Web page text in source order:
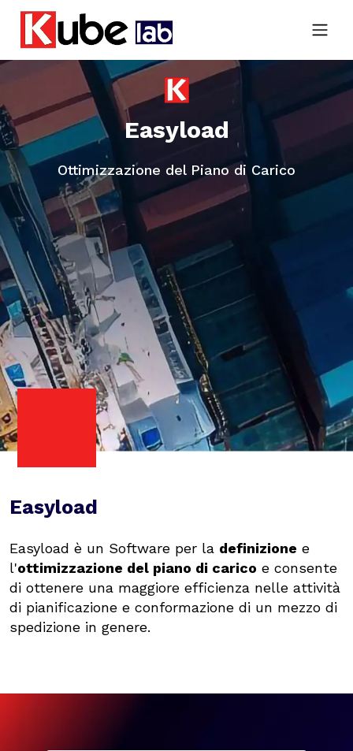
Easyload
Ottimizzazione del Piano di Carico
Easyload
Easyload è un Software per la definizione e
l'ottimizzazione del piano di carico e consente
di ottenere una maggiore efficienza nelle attività
di pianificazione e conformazione di un mezzo di
spedizione in genere.